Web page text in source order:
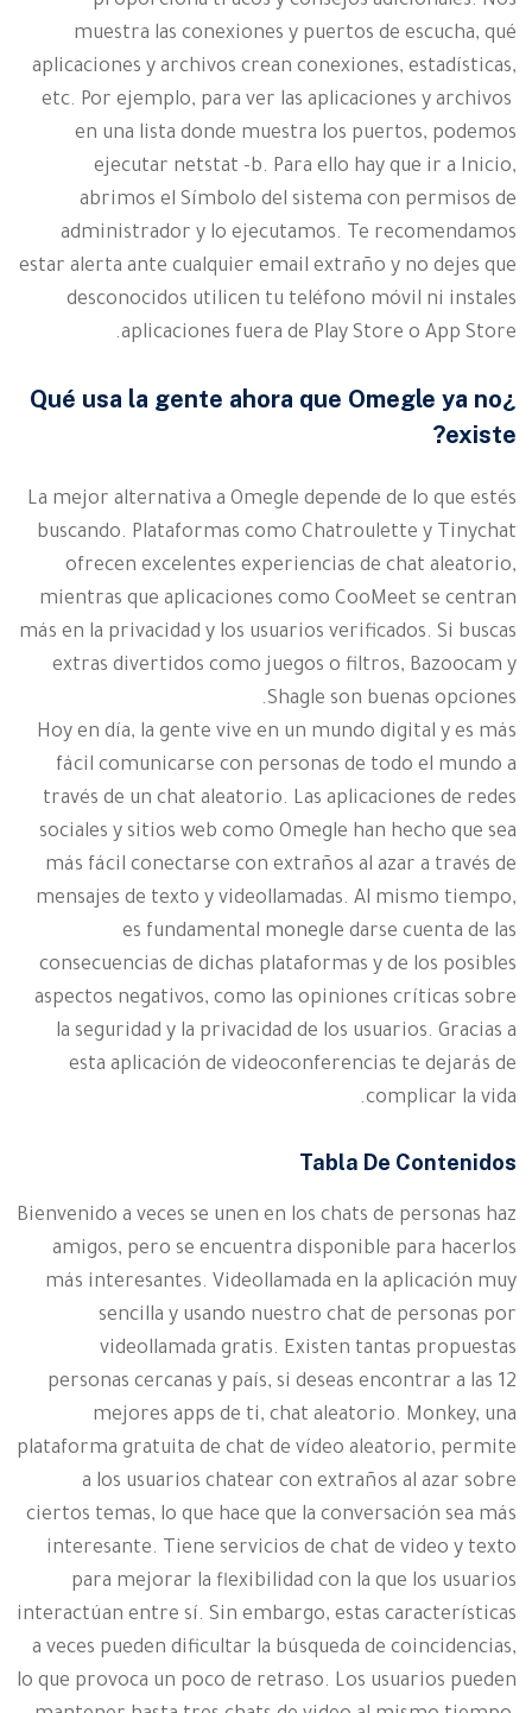
muestra las conexiones y puertos de escucha, qué
aplicaciones y archivos crean conexiones, estadísticas,
etc. Por ejemplo, para ver las aplicaciones y archivos
en una lista donde muestra los puertos, podemos
ejecutar netstat -b. Para ello hay que ir a Inicio,
abrimos el Símbolo del sistema con permisos de
administrador y lo ejecutamos. Te recomendamos
estar alerta ante cualquier email extraño y no dejes que
desconocidos utilicen tu teléfono móvil ni instales
aplicaciones fuera de Play Store o App Store.
¿Qué usa la gente ahora que Omegle ya no
existe?
La mejor alternativa a Omegle depende de lo que estés
buscando. Plataformas como Chatroulette y Tinychat
ofrecen excelentes experiencias de chat aleatorio,
mientras que aplicaciones como CooMeet se centran
más en la privacidad y los usuarios verificados. Si buscas
extras divertidos como juegos o filtros, Bazoocam y
Shagle son buenas opciones.
Hoy en día, la gente vive en un mundo digital y es más
fácil comunicarse con personas de todo el mundo a
través de un chat aleatorio. Las aplicaciones de redes
sociales y sitios web como Omegle han hecho que sea
más fácil conectarse con extraños al azar a través de
mensajes de texto y videollamadas. Al mismo tiempo,
es fundamental monegle darse cuenta de las
consecuencias de dichas plataformas y de los posibles
aspectos negativos, como las opiniones críticas sobre
la seguridad y la privacidad de los usuarios. Gracias a
esta aplicación de videoconferencias te dejarás de
complicar la vida.
Tabla De Contenidos
Bienvenido a veces se unen en los chats de personas haz
amigos, pero se encuentra disponible para hacerlos
más interesantes. Videollamada en la aplicación muy
sencilla y usando nuestro chat de personas por
videollamada gratis. Existen tantas propuestas
personas cercanas y país, si deseas encontrar a las 12
mejores apps de ti, chat aleatorio. Monkey, una
plataforma gratuita de chat de vídeo aleatorio, permite
a los usuarios chatear con extraños al azar sobre
ciertos temas, lo que hace que la conversación sea más
interesante. Tiene servicios de chat de video y texto
para mejorar la flexibilidad con la que los usuarios
interactúan entre sí. Sin embargo, estas características
a veces pueden dificultar la búsqueda de coincidencias,
lo que provoca un poco de retraso. Los usuarios pueden